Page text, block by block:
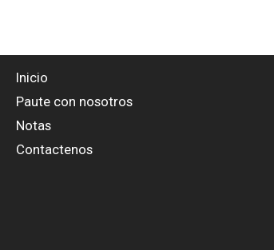
Inicio
Paute con nosotros
Notas
Contactenos